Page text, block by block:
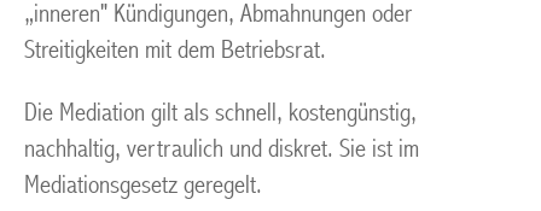
„inneren" Kündigungen, Abmahnungen oder
Streitigkeiten mit dem Betriebsrat.
Die Mediation gilt als schnell, kostengünstig,
nachhaltig, vertraulich und diskret. Sie ist im
Mediationsgesetz geregelt.